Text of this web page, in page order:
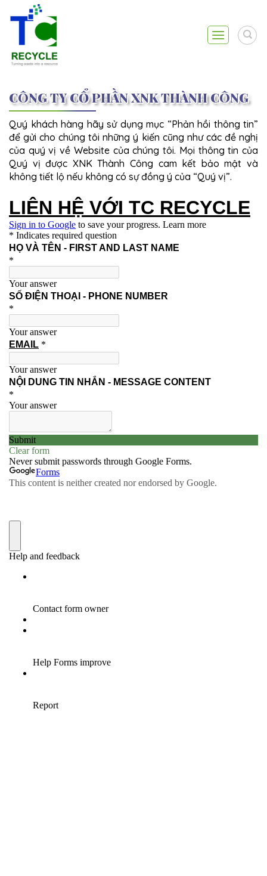
CÔNG TY CỔ PHẦN XNK THÀNH CÔNG
Quý khách hàng hãy sử dụng mục “Phản hồi thông tin”
để gửi cho chúng tôi những ý kiến cũng như các đề nghị
của quý vị về Website của chúng tôi. Mọi thông tin của
Quý vị được XNK Thành Công cam kết bảo mật và
không tiết lộ nếu không có sự đồng ý của “Quý vị”.